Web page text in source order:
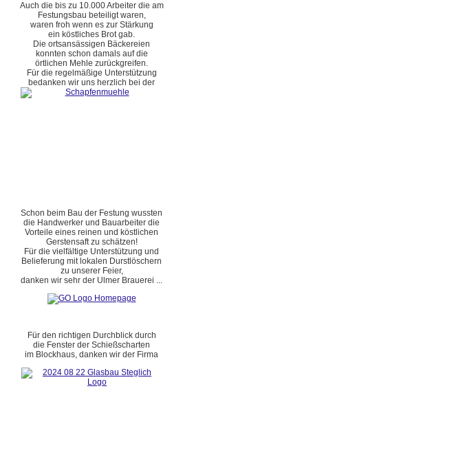
Auch die bis zu 10.000 Arbeiter die am
Festungsbau beteiligt waren,
waren froh wenn es zur Stärkung
ein köstliches Brot gab.
Die ortsansässigen Bäckereien
konnten schon damals auf die
örtlichen Mehle zurückgreifen.
Für die regelmäßige Unterstützung
bedanken wir uns herzlich bei der
Schon beim Bau der Festung wussten
die Handwerker und Bauarbeiter die
Vorteile eines reinen und köstlichen
Gerstensaft zu schätzen!
Für die vielfältige Unterstützung und
Belieferung mit lokalen Durstlöschern
zu unserer Feier,
danken wir sehr der Ulmer Brauerei ...
Für den richtigen Durchblick durch
die Fenster der Schießscharten
im Blockhaus, danken wir der Firma